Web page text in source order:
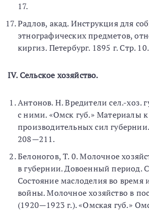
17.
Радлов, акад. Инструкция для
этнографических предметов,
киргиз. Петербург. 1895 г. Стр. 10.
IV. Сельское хозяйство.
Антонов. Н. Вредители сел.-хоз.
с ними. «Омск губ.» Материалы
производительных сил
208—211.
Белоногов, Т. 0. Молочное
в губернии. Довоенный период.
Состояние маслоделия во время
войны. Молочное хозяйство в
(1920—1923 г.). «Омская губ.»